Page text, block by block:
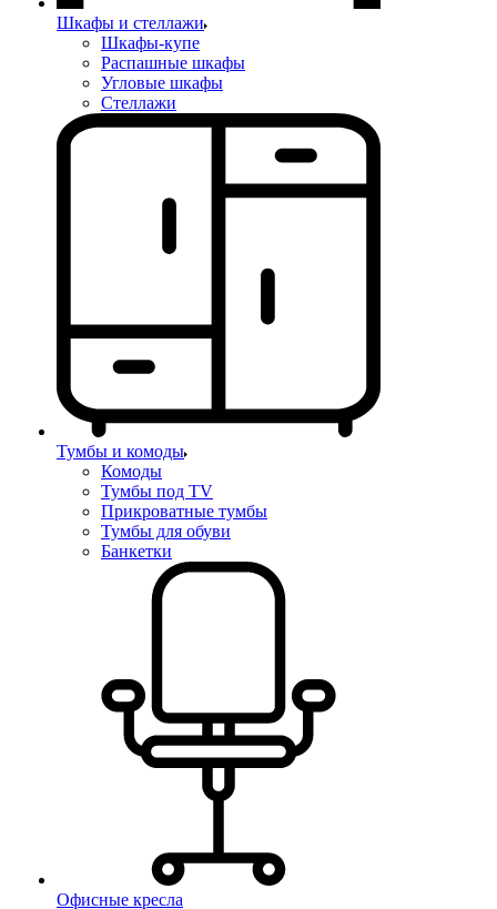
Шкафы и стеллажи
Шкафы-купе
Распашные шкафы
Угловые шкафы
Стеллажи
Тумбы и комоды
Комоды
Тумбы под TV
Прикроватные тумбы
Тумбы для обуви
Банкетки
Офисные кресла